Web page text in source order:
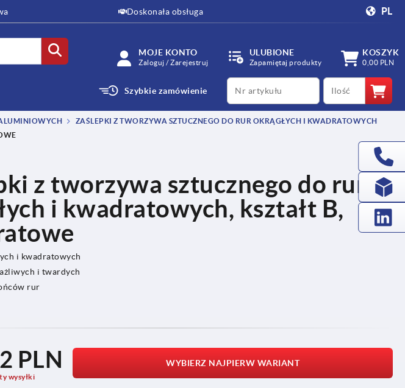
Doskonała obsługa PL
MOJE KONTO
Zaloguj / Zarejestruj
ULUBIONE
Zapamiętaj produkty
KOSZYK
0,00 PLN
Szybkie zamówienie
productCode qty
ZAŚLEPKI Z TWORZYWA SZTUCZNEGO DO RUR OKRĄGŁYCH I KWADRATOWYCH
z tworzywa sztucznego do rur
i kwadratowych, kształt B,
i kwadratowych
i twardych
rur
PLN
wysyłki
WYBIERZ NAJPIERW WARIANT